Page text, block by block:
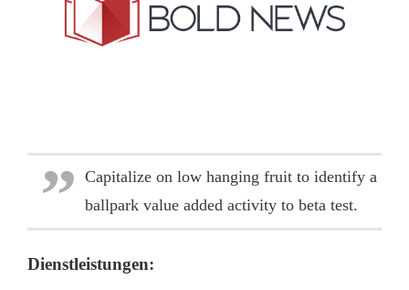
Capitalize on low hanging fruit to identify a
ballpark value added activity to beta test.
Dienstleistungen: